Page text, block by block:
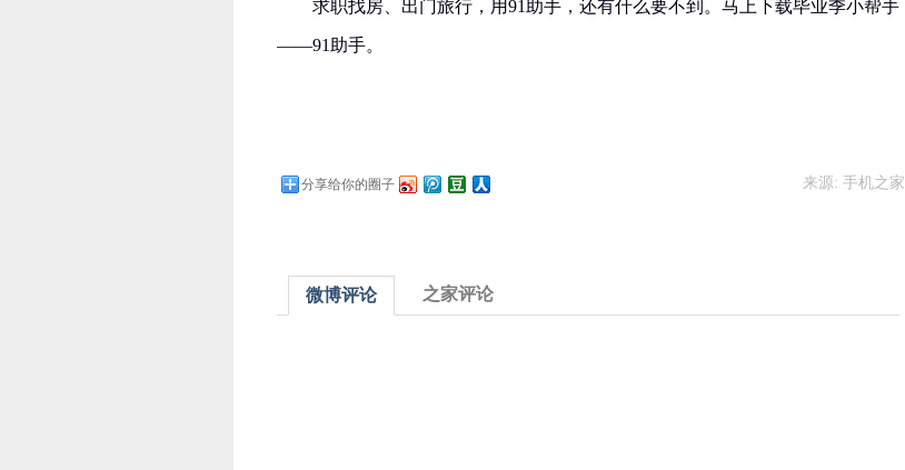
求职找房、出门旅行，用91助手，还有什么要不到。马上下载毕业季小帮手
——91助手。
分享给你的圈子 来源: 手机之家
微博评论 之家评论